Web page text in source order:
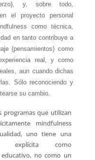
y, sobre todo,
el proyecto personal
como técnica,
en tanto contribuye a
(pensamientos) como
real, y como
aun cuando dichas
Sólo reconociendo y
su cambio.
programas que utilizan
mindfulness
uno tiene una
explícita como
educativo, no como un